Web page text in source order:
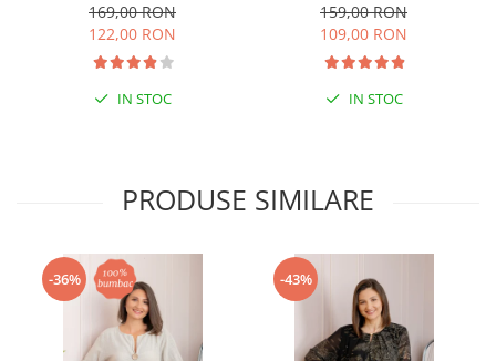
169,00 RON
122,00 RON
IN STOC
159,00 RON
109,00 RON
IN STOC
PRODUSE SIMILARE
-36% -43%